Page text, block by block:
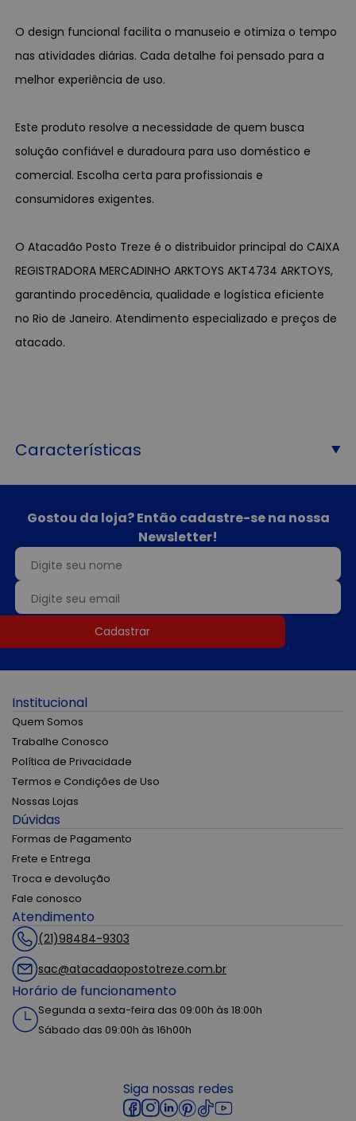
O design funcional facilita o manuseio e otimiza o tempo
nas atividades diárias. Cada detalhe foi pensado para a
melhor experiência de uso.
Este produto resolve a necessidade de quem busca
solução confiável e duradoura para uso doméstico e
comercial. Escolha certa para profissionais e
consumidores exigentes.
O Atacadão Posto Treze é o distribuidor principal do CAIXA
REGISTRADORA MERCADINHO ARKTOYS AKT4734 ARKTOYS,
garantindo procedência, qualidade e logística eficiente
no Rio de Janeiro. Atendimento especializado e preços de
atacado.
Características
Gostou da loja? Então cadastre-se na nossa
Newsletter!
Cadastrar
Institucional
Quem Somos
Trabalhe Conosco
Política de Privacidade
Termos e Condições de Uso
Nossas Lojas
Dúvidas
Formas de Pagamento
Frete e Entrega
Troca e devolução
Fale conosco
Atendimento
(21)98484-9303
sac@atacadaopostotreze.com.br
Horário de funcionamento
Segunda a sexta-feira das 09:00h às 18:00h
Sábado das 09:00h às 16h00h
Siga nossas redes